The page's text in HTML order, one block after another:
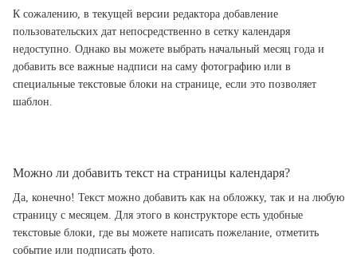
К сожалению, в текущей версии редактора добавление
пользовательских дат непосредственно в сетку календаря
недоступно. Однако вы можете выбрать начальный месяц года и
добавить все важные надписи на саму фотографию или в
специальные текстовые блоки на странице, если это позволяет
шаблон.
Можно ли добавить текст на страницы календаря?
Да, конечно! Текст можно добавить как на обложку, так и на любую
страницу с месяцем. Для этого в конструкторе есть удобные
текстовые блоки, где вы можете написать пожелание, отметить
событие или подписать фото.